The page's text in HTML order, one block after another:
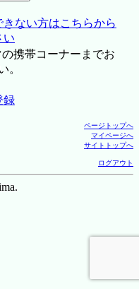
ない方はこちらから
い
携帯コーナーまでお
。
録
ページトップへ
マイページへ
サイトトップへ
ログアウト